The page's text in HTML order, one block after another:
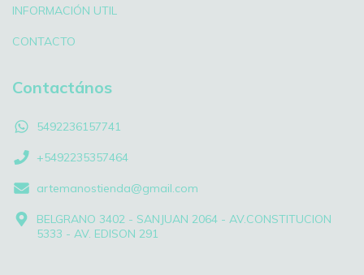
INFORMACIÓN UTIL
CONTACTO
Contactános
5492236157741
+5492235357464
artemanostienda@gmail.com
BELGRANO 3402 - SANJUAN 2064 - AV.CONSTITUCION
5333 - AV. EDISON 291